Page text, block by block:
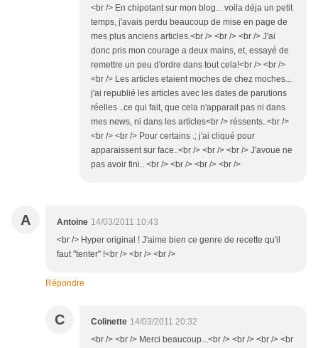
<br /> En chipotant sur mon blog... voila déja un petit
temps, j'avais perdu beaucoup de mise en page de
mes plus anciens articles.<br /> <br /> <br /> J'ai
donc pris mon courage a deux mains, et, essayé de
remettre un peu d'ordre dans tout cela!<br /> <br />
<br /> Les articles etaient moches de chez moches...
j'ai republié les articles avec les dates de parutions
réelles ..ce qui fait, que cela n'apparait pas ni dans
mes news, ni dans les articles<br /> réssents..<br />
<br /> <br /> Pour certains .; j'ai cliqué pour
apparaissent sur face..<br /> <br /> <br /> J'avoue ne
pas avoir fini.. <br /> <br /> <br /> <br />
A Antoine 14/03/2011 10:43
<br /> Hyper original ! J'aime bien ce genre de recette qu'il
faut "tenter" !<br /> <br /> <br />
Répondre
C Colinette 14/03/2011 20:32
<br /> <br /> Merci beaucoup...<br /> <br /> <br /> <br